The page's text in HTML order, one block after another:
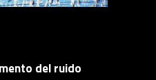
del ruido